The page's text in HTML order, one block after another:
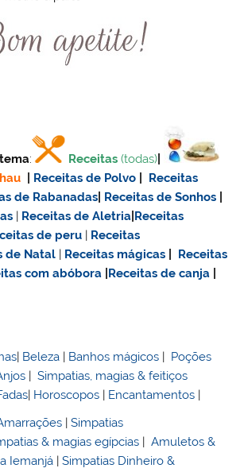
: Receitas (todas)
Receitas de Polvo
Receitas
de Rabanadas Receitas de Sonhos
Receitas de Aletria Receitas
de peru
Receitas
de Natal Receitas mágicas
Receitas
com abóbora Receitas de canja
| Beleza | Banhos mágicos | Poções
|Simpatias, magias & feitiços
| Horoscopos | Encantamentos |
|Simpatias
& magias egípcias |Amuletos &
Iemanjá |Simpatias Dinheiro &